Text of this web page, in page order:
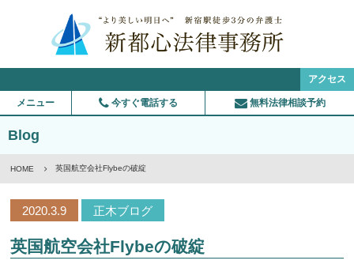
アクセス
メニュー 今すぐ電話する 無料法律相談予約
Blog
HOME 英国航空会社Flybeの破綻
2020.3.9 正木ブログ
英国航空会社Flybeの破綻